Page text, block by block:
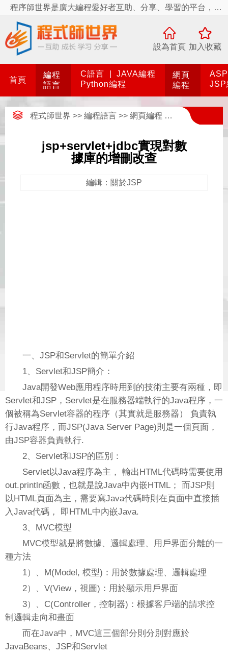
程序師世界是廣大編程愛好者互助、分享、學習的平台，程序師世界有你更精彩！
設為首頁 加入收藏
首頁
編程
語言
C語言
JAVA編程
Python編程
網頁
編程
JSP
程式師世界 >> 編程語言 >> 網頁編程 JSP編程
jsp+servlet+jdbc實現對數
據庫的增刪改查
編輯：關於JSP
一、JSP和Servlet的簡單介紹
1、Servlet和JSP簡介：
Java開發Web應用程序時用到的技術主要有兩種，即
Servlet和JSP，Servlet是在服務器端執行的Java程序，一
個被稱為Servlet容器的程序（其實就是服務器） 負責執
行Java程序，而JSP(Java Server Page)則是一個頁面，
由JSP容器負責執行.
2、Servlet和JSP的區別：
Servlet以Java程序為主， 輸出HTML代碼時需要使用
out.println函數，也就是說Java中內嵌HTML； 而JSP則
以HTML頁面為主，需要寫Java代碼時則在頁面中直接插
入Java代碼， 即HTML中內嵌Java.
3、MVC模型
MVC模型就是將數據、邏輯處理、用戶界面分離的一
種方法
1）、M(Model, 模型)：用於數據處理、邏輯處理
2）、V(View，視圖)：用於顯示用戶界面
3）、C(Controller，控制器)：根據客戶端的請求控
制邏輯走向和畫面
而在Java中，MVC這三個部分則分別對應於
JavaBeans、JSP和Servlet